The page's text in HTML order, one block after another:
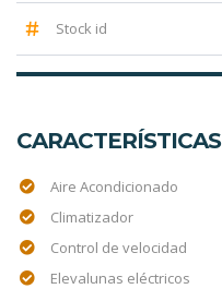
Stock id
CARACTERÍSTICAS
Aire Acondicionado
Climatizador
Control de velocidad
Elevalunas eléctricos